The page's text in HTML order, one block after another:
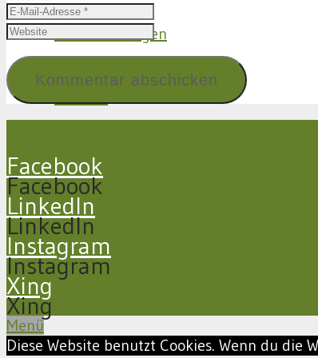
Veranstaltungen
Kontakt
Facebook
Facebook
LinkedIn
LinkedIn
Instagram
Instagram
Xing
Xing
Menü
Diese Website benutzt Cookies. Wenn du